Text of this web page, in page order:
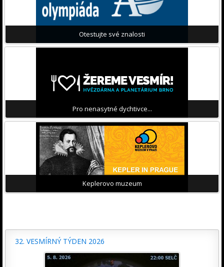
Otestujte své znalosti
Pro nenasytné dychtivce...
Keplerovo muzeum
32. VESMÍRNÝ TÝDEN 2026